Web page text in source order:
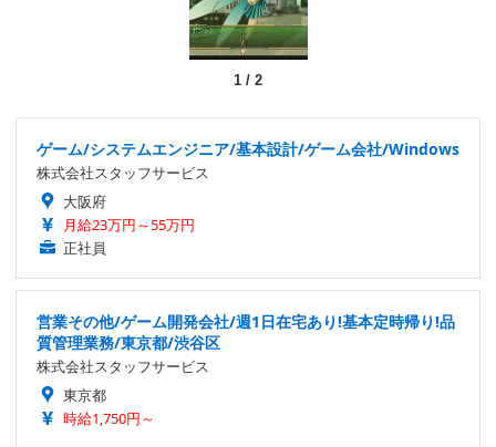
1/ 2
ゲーム/システムエンジニア/基本設計/ゲーム会社/Windows
株式会社スタッフサービス
大阪府
月給23万円～55万円
正社員
営業その他/ゲーム開発会社/週1日在宅あり!基本定時帰り!品
質管理業務/東京都/渋谷区
株式会社スタッフサービス
東京都
時給1,750円～